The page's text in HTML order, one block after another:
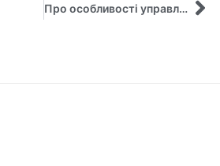
Про особливості управління та адміністрування в ІТ-компанії з перших вуст